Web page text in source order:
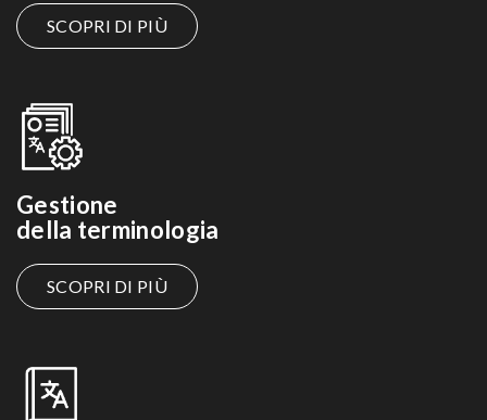
SCOPRI DI PIÙ
Gestione
della terminologia
SCOPRI DI PIÙ